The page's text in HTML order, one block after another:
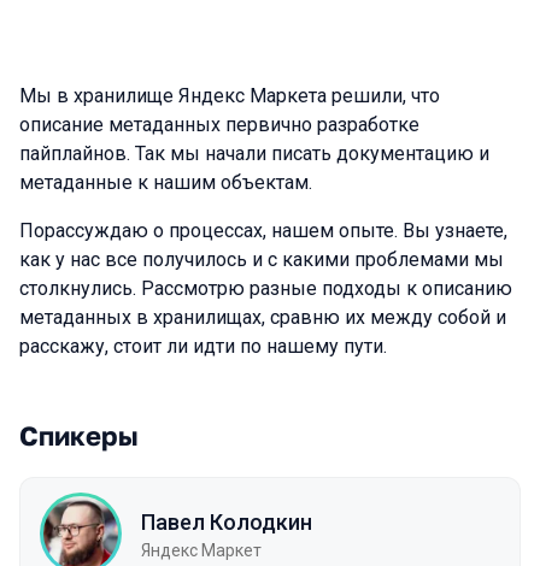
Мы в хранилище Яндекс Маркета решили, что
описание метаданных первично разработке
пайплайнов. Так мы начали писать документацию и
метаданные к нашим объектам.
Порассуждаю о процессах, нашем опыте. Вы узнаете,
как у нас все получилось и с какими проблемами мы
столкнулись. Рассмотрю разные подходы к описанию
метаданных в хранилищах, сравню их между собой и
расскажу, стоит ли идти по нашему пути.
Спикеры
Павел Колодкин
Яндекс Маркет